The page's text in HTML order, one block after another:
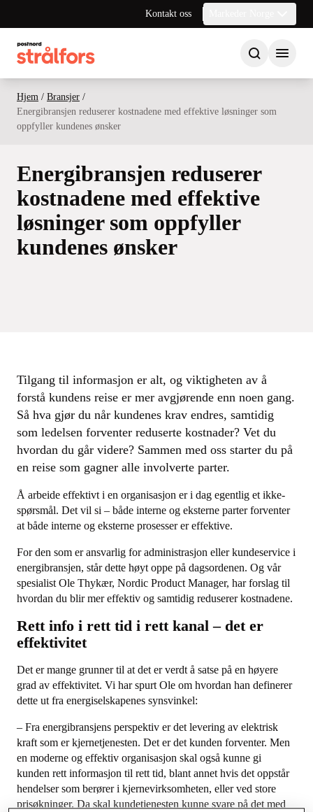
Kontakt oss
Hjem / Bransjer /
Energibransjen reduserer kostnadene med effektive løsninger som
oppfyller kundenes ønsker
Energibransjen reduserer
kostnadene med effektive
løsninger som oppfyller
kundenes ønsker
Tilgang til informasjon er alt, og viktigheten av å
forstå kundens reise er mer avgjørende enn noen gang.
Så hva gjør du når kundenes krav endres, samtidig
som ledelsen forventer reduserte kostnader? Vet du
hvordan du går videre? Sammen med oss starter du på
en reise som gagner alle involverte parter.
Å arbeide effektivt i en organisasjon er i dag egentlig et ikke-
spørsmål. Det vil si – både interne og eksterne parter forventer
at både interne og eksterne prosesser er effektive.
For den som er ansvarlig for administrasjon eller kundeservice i
energibransjen, står dette høyt oppe på dagsordenen. Og vår
spesialist Ole Thykær, Nordic Product Manager, har forslag til
hvordan du blir mer effektiv og samtidig reduserer kostnadene.
Rett info i rett tid i rett kanal – det er
effektivitet
Det er mange grunner til at det er verdt å satse på en høyere
grad av effektivitet. Vi har spurt Ole om hvordan han definerer
dette ut fra energiselskapenes synsvinkel:
– Fra energibransjens perspektiv er det levering av elektrisk
kraft som er kjernetjenesten. Det er det kunden forventer. Men
en moderne og effektiv organisasjon skal også kunne gi
kunden rett informasjon til rett tid, blant annet hvis det oppstår
hendelser som berører i kjernevirksomheten, eller ved store
prisøkninger. Da skal kundetjenesten kunne svare på det med